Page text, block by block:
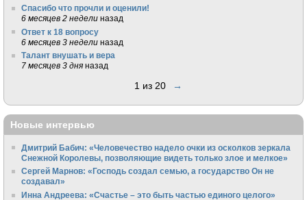
Спасибо что прочли и оценили!
6 месяцев 2 недели назад
Ответ к 18 вопросу
6 месяцев 3 недели назад
Талант внушать и вера
7 месяцев 3 дня назад
1 из 20 →
Новые интервью
Дмитрий Бабич: «Человечество надело очки из осколков зеркала
Снежной Королевы, позволяющие видеть только злое и мелкое»
Сергей Марнов: «Господь создал семью, а государство Он не
создавал»
Инна Андреева: «Счастье – это быть частью единого целого»